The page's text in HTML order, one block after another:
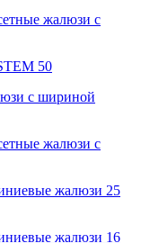
жалюзи с
50
с шириной
жалюзи с
жалюзи 25
жалюзи 16